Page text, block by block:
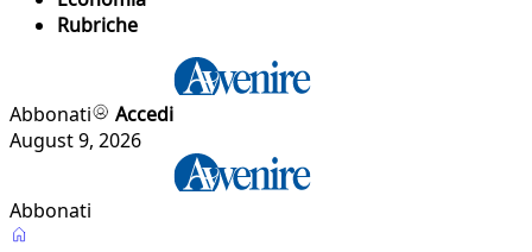
Rubriche
Abbonati
Accedi
August 9, 2026
Abbonati